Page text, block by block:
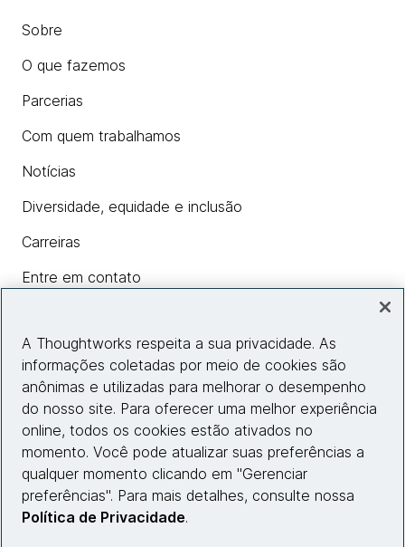
Sobre
O que fazemos
Parcerias
Com quem trabalhamos
Notícias
Diversidade, equidade e inclusão
Carreiras
Entre em contato
Insights
Informações do site
Entre em contato
A Thoughtworks respeita a sua privacidade. As
informações coletadas por meio de cookies são
anônimas e utilizadas para melhorar o desempenho
do nosso site. Para oferecer uma melhor experiência
online, todos os cookies estão ativados no
momento. Você pode atualizar suas preferências a
qualquer momento clicando em "Gerenciar
preferências". Para mais detalhes, consulte nossa
Política de Privacidade.